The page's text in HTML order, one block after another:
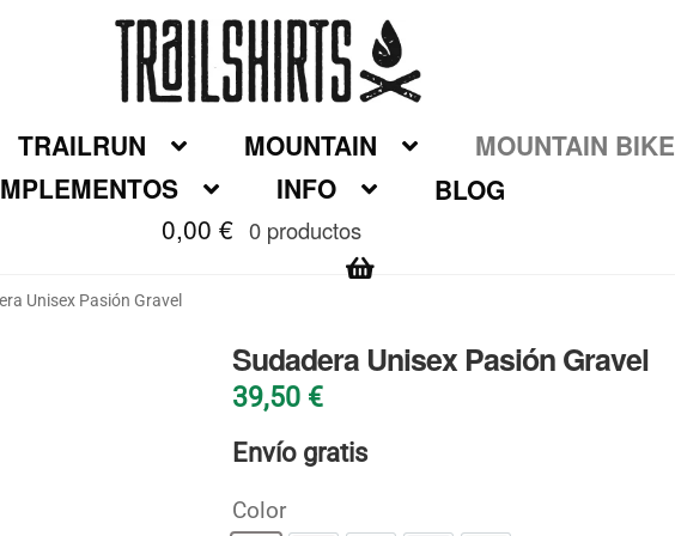
TRAILRUN MOUNTAIN
MOUNTAIN BIKE
INFO
BLOG
0,00€ 0 productos
Unisex Pasión Gravel
Sudadera Unisex Pasión Gravel
39,50 €
Envío gratis
Color